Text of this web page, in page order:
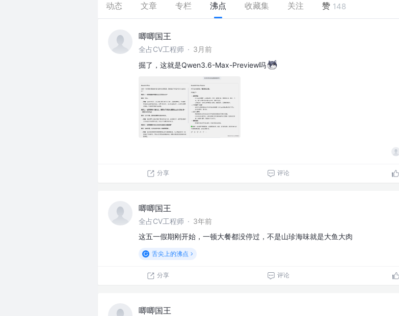
动态 文章 专栏 沸点 收藏集 关注 赞 148
唧唧国王
全占CV工程师 · 3月前
掘了，这就是Qwen3.6-Max-Preview吗
分享 评论
唧唧国王
全占CV工程师 · 3年前
这五一假期刚开始，一顿大餐都没停过，不是山珍海味就是大鱼大肉
舌尖上的沸点
分享 评论
唧唧国王